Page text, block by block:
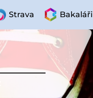
Strava Bakaláři